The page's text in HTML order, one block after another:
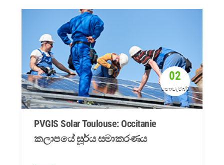
02
නොවැම්බර්
PVGIS Solar Toulouse: Occitanie
කලාපයේ සූර්ය සමාකරණය